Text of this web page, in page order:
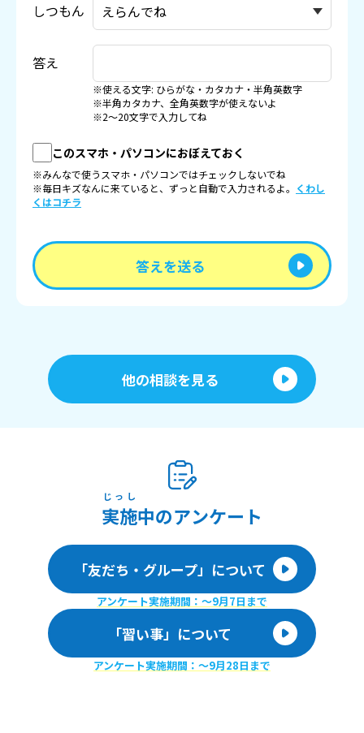
しつもん
答え
※使える文字: ひらがな・カタカナ・半角英数字
※半角カタカナ、全角英数字が使えないよ
※2〜20文字で入力してね
このスマホ・パソコンにおぼえておく
※みんなで使うスマホ・パソコンではチェックしないでね
※毎日キズなんに来ていると、ずっと自動で入力されるよ。 くわし
くはコチラ
答えを送る
他の相談を見る
実施
じっし
中のアンケート
「友だち・グループ」について
アンケート実施期間：〜9月7日まで
「習い事」について
アンケート実施期間：〜9月28日まで